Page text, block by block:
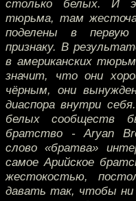
столько белых. И
тюрьма, там
поделены в первую
признаку. В
в американских
значит, что они
чёрным, они
диаспора внутри
белых сообществ
братство - Aryan
слово «братва»
самое Арийское
жестокостью,
давать так, чтобы ни